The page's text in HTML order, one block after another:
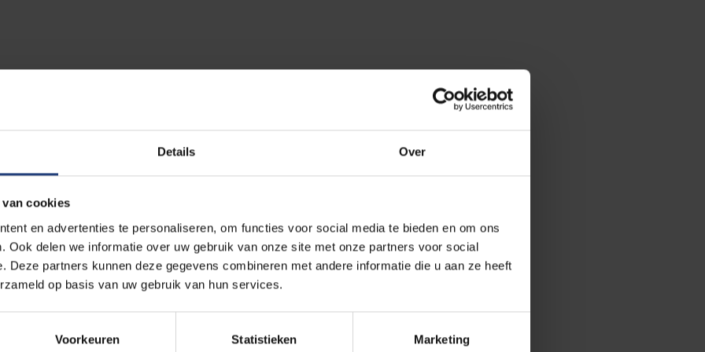
Details Over
van cookies
en advertenties te personaliseren, om functies voor social media te bieden en om ons
Ook delen we informatie over uw gebruik van onze site met onze partners voor social
Deze partners kunnen deze gegevens combineren met andere informatie die u aan ze heeft
op basis van uw gebruik van hun services.
Voorkeuren Statistieken Marketing
morfologisch een voordeel maar de kleine zwemmers met een goede
path of motor development is a journey of discovery that is clear only in
line.”
met de motoriek van de VUB
(glimlacht).